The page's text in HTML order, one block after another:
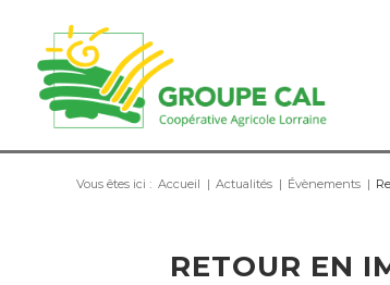
Vous êtes ici : Accueil | Actualités | Évènements |
RETOUR EN